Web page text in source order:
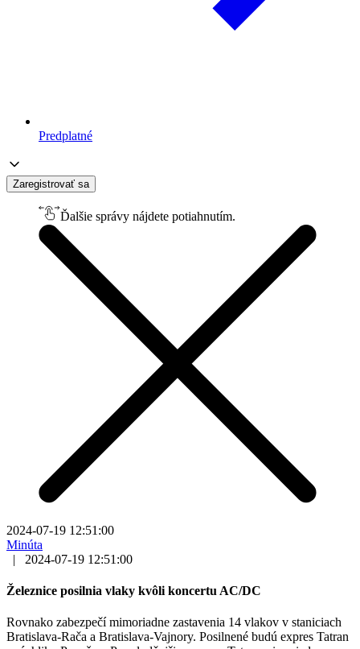
Predplatné
Zaregistrovať sa
Ďalšie správy nájdete potiahnutím.
2024-07-19 12:51:00
Minúta
|
2024-07-19 12:51:00
Železnice posilnia vlaky kvôli koncertu AC/DC
Rovnako zabezpečí mimoriadne zastavenia 14 vlakov v staniciach
Bratislava-Rača a Bratislava-Vajnory. Posilnené budú expres Tatran